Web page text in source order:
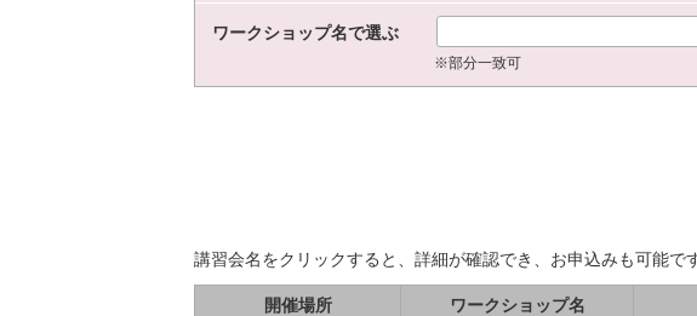
ワークショップ名で選ぶ
※部分一致可
講習会名をクリックすると、詳細が確認でき、お申込みも可能です
開催場所 ワークショップ名